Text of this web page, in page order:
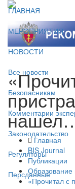
ГЛАВНАЯ
МЕРОПРИЯТИЯ
НОВОСТИ
Все новости
Безопасникам
Комментарии
Законодательство
Регуляторы
Персданные
Главная
BIS Journal
Публикации
Образование
«Прочитал с